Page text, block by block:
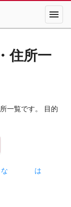
menu
住所一
一覧です。 目的
な は